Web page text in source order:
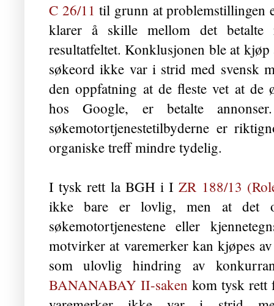
C 26/11 til grunn at problem­stillingen
klarer å skille mellom det betalte
resultatfeltet. Konklusjonen ble at
søkeord ikke var i strid med svensk
den oppfatning at de fleste vet at de
hos Google, er betalte
søkemotortjenestetilbyderne er
organiske treff mindre tydelig.
I tysk rett la BGH i I ZR 188/13
ikke bare er lovlig, men at det
søkemotortjenestene eller
motvirker at varemerker kan kjøpes
som ulovlig hindring av
BANANABAY II-saken kom tysk rett